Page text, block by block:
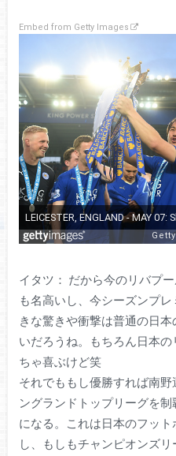
Embed from Getty Images
イタツ： だから今のリバプ
も名高いし、今シーズンプ
きな驚きや衝撃は普通の日
いだろうね。もちろん日本
ちゃ喜ぶけど笑
それでももし優勝すれば南
ングランドトップリーグを
になる。これは日本のフッ
し、もしもチャンピオンズ